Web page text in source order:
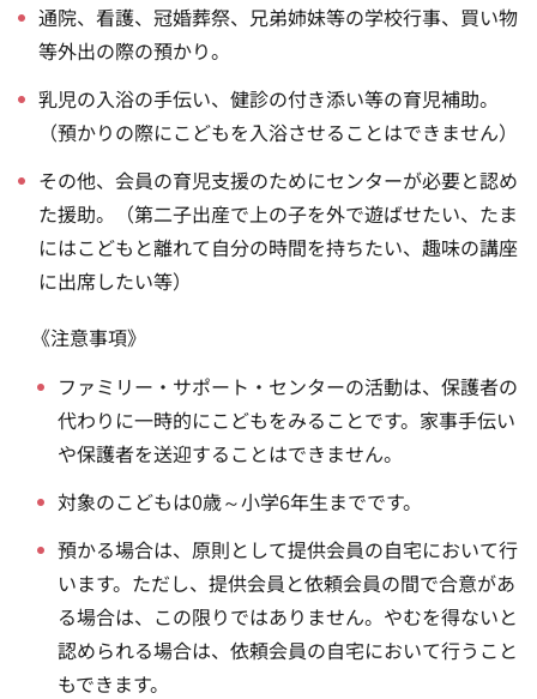
通院、看護、冠婚葬祭、兄弟姉妹等の学校行事、買い物
等外出の際の預かり。
乳児の入浴の手伝い、健診の付き添い等の育児補助。
（預かりの際にこどもを入浴させることはできません）
その他、会員の育児支援のためにセンターが必要と認め
た援助。（第二子出産で上の子を外で遊ばせたい、たま
にはこどもと離れて自分の時間を持ちたい、趣味の講座
に出席したい等）
《注意事項》
ファミリー・サポート・センターの活動は、保護者の
代わりに一時的にこどもをみることです。家事手伝い
や保護者を送迎することはできません。
対象のこどもは0歳～小学6年生までです。
預かる場合は、原則として提供会員の自宅において行
います。ただし、提供会員と依頼会員の間で合意があ
る場合は、この限りではありません。やむを得ないと
認められる場合は、依頼会員の自宅において行うこと
もできます。